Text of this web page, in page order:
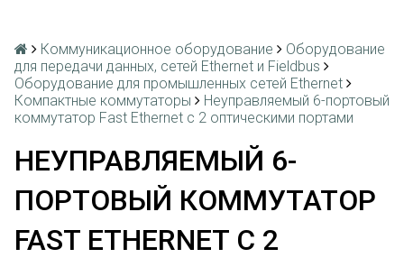
Коммуникационное оборудование
Оборудование
для передачи данных, сетей Ethernet и Fieldbus
Оборудование для промышленных сетей Ethernet
Компактные коммутаторы
Неуправляемый 6-портовый
коммутатор Fast Ethernet с 2 оптическими портами
НЕУПРАВЛЯЕМЫЙ 6-
ПОРТОВЫЙ КОММУТАТОР
FAST ETHERNET С 2